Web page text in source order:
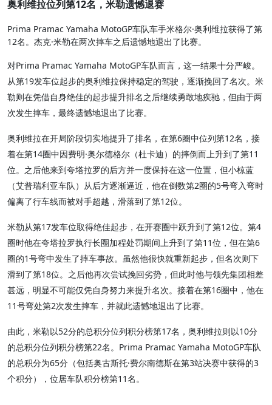
奥利维拉位列第12名，米勒遗憾退赛
Prima Pramac Yamaha MotoGP车队车手米格尔·奥利维拉获得了第
12名。杰克·米勒在两次摔车之后遗憾地退出了比赛。
对Prima Pramac Yamaha MotoGP车队而言，这一结果十分严峻。
从第19发车位起步的奥利维拉保持稳定的驾驶，逐渐挽回了名次。米
勒则在凭借自身绝佳的起步提升排名之后继续勇敢地疾驰，但由于两
次发生摔车，最终遗憾地退出了比赛。
奥利维拉在开局阶段切实地提升了排名，在第6圈中位列第12名，接
着在第14圈中因费明·奥尔德格尔（杜卡迪）的摔倒而上升到了第11
位。之后他来到夸塔拉罗的后方并一度保持在这一位置，但小椋蓝
（艾普瑞利亚车队）从后方逐渐逼近，他在倒数第2圈的5号弯入弯时
偏离了行车线而被对手超越，滑落到了第12位。
米勒从第17发车位取得绝佳起步，在开赛圈中跃升到了第12位。第4
圈时他在夸塔拉罗执行长圈加程处罚期间上升到了第11位，但在第6
圈的1号弯中发生了摔车事故。虽然他很快就重新起步，但名次则下
滑到了第18位。之后他再次尝试挽回劣势，但此时他与领先集团相差
甚远，明显不可能仅凭自身努力来提升名次。接着在第16圈中，他在
11号弯处第2次发生摔车，并就此遗憾地退出了比赛。
由此，米勒以52分的总积分位列积分榜第17名，奥利维拉则以10分
的总积分位列积分榜第22名。Prima Pramac Yamaha MotoGP车队
的总积分为65分（包括奥古斯托·费尔南德斯在第3站决赛中获得的3
个积分），位居车队积分榜第11名。